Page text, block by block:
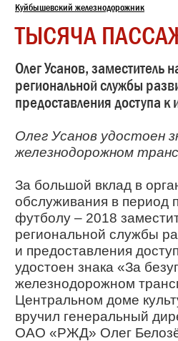
Куйбышевский железнодорожник
ТЫСЯЧА
Олег Усанов,
региональной службы
предоставления доступа к
Олег Усанов удостоен
железнодорожном
За большой вклад в
обслуживания в период
футболу – 2018
региональной службы
и предоставления
удостоен знака «За
железнодорожном
Центральном доме
вручил генеральный
ОАО «РЖД» Олег